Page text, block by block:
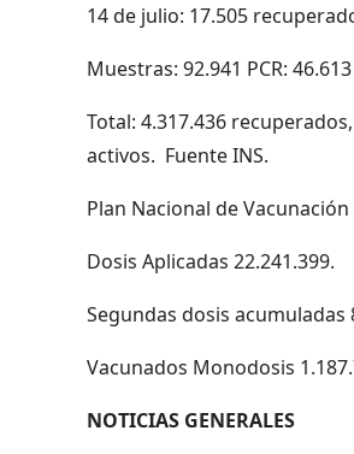
14 de julio: 17.505
Muestras: 92.941 PCR:
Total: 4.317.436
activos. Fuente INS.
Plan Nacional de
Dosis Aplicadas 22.241.399.
Segundas dosis acumuladas
Vacunados Monodosis
NOTICIAS GENERALES